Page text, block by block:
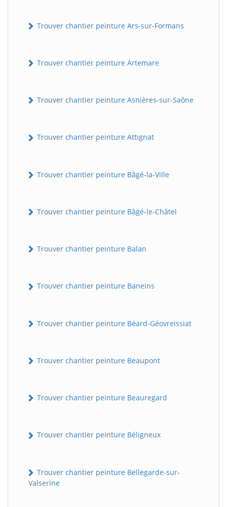
Trouver chantier peinture Ars-sur-Formans
Trouver chantier peinture Artemare
Trouver chantier peinture Asnières-sur-Saône
Trouver chantier peinture Attignat
Trouver chantier peinture Bâgé-la-Ville
Trouver chantier peinture Bâgé-le-Châtel
Trouver chantier peinture Balan
Trouver chantier peinture Baneins
Trouver chantier peinture Béard-Géovreissiat
Trouver chantier peinture Beaupont
Trouver chantier peinture Beauregard
Trouver chantier peinture Béligneux
Trouver chantier peinture Bellegarde-sur-
Valserine